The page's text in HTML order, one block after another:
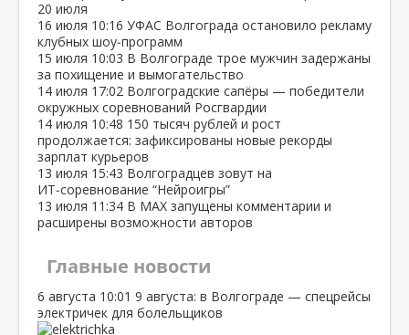
20 июля
16 июля 10:16 УФАС Волгограда остановило рекламу
клубных шоу‑программ
15 июля 10:03 В Волгограде трое мужчин задержаны
за похищение и вымогательство
14 июля 17:02 Волгоградские сапёры — победители
окружных соревнований Росгвардии
14 июля 10:48 150 тысяч рублей и рост
продолжается: зафиксированы новые рекорды
зарплат курьеров
13 июля 15:43 Волгоградцев зовут на
ИТ‑соревнование “Нейроигры”
13 июля 11:34 В МАХ запущены комментарии и
расширены возможности авторов
Главные новости
6 августа 10:01 9 августа: в Волгограде — спецрейсы
электричек для болельщиков